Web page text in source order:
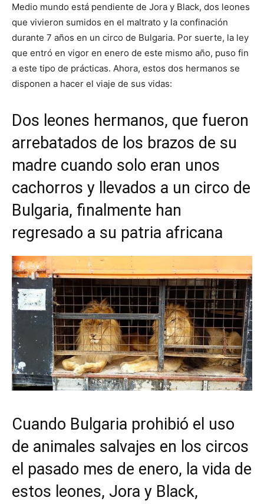
Medio mundo está pendiente de Jora y Black, dos leones
que vivieron sumidos en el maltrato y la confinación
durante 7 años en un circo de Bulgaria. Por suerte, la ley
que entró en vigor en enero de este mismo año, puso fin
a este tipo de prácticas. Ahora, estos dos hermanos se
disponen a hacer el viaje de sus vidas:
Dos leones hermanos, que fueron
arrebatados de los brazos de su
madre cuando solo eran unos
cachorros y llevados a un circo de
Bulgaria, finalmente han
regresado a su patria africana
Cuando Bulgaria prohibió el uso
de animales salvajes en los circos
el pasado mes de enero, la vida de
estos leones, Jora y Black,